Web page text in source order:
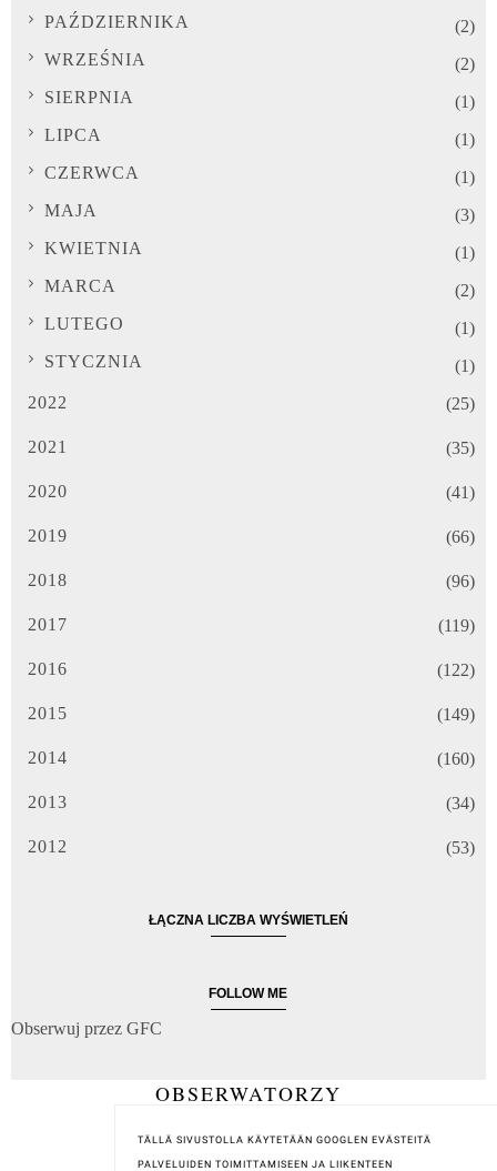
PAŹDZIERNIKA
(2)
WRZEŚNIA
(2)
SIERPNIA
(1)
LIPCA
(1)
CZERWCA
(1)
MAJA
(3)
KWIETNIA
(1)
MARCA
(2)
LUTEGO
(1)
STYCZNIA
(1)
2022
(25)
2021 (35)
2020 (41)
2019 (66)
2018 (96)
2017 (119)
2016 (122)
2015 (149)
2014 (160)
2013 (34)
2012 (53)
ŁĄCZNA LICZBA WYŚWIETLEŃ
FOLLOW ME
Obserwuj przez GFC
OBSERWATORZY
TÄLLÄ SIVUSTOLLA KÄYTETÄÄN GOOGLEN EVÄSTEITÄ
PALVELUIDEN TOIMITTAMISEEN JA LIIKENTEEN